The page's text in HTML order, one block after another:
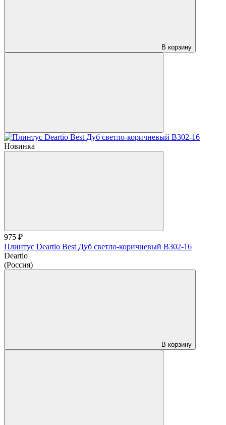
В корзину
Новинка
975 ₽
Плинтус Deartio Best Дуб светло-коричневый B302-16
Deartio
(Россия)
В корзину